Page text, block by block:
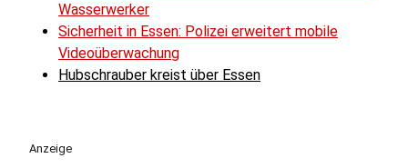
Wasserwerker
Sicherheit in Essen: Polizei erweitert mobile
Videoüberwachung
Hubschrauber kreist über Essen
Anzeige